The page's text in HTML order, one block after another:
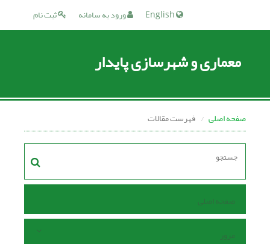
ثبت نام ورود به سامانه
معماری و شهرسازی پایدار
صفحه اصلی فهرست مقالات
صفحه اصلی
مرور